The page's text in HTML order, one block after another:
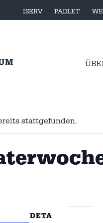
ISERV PADLET
stattgefunden.
DETA